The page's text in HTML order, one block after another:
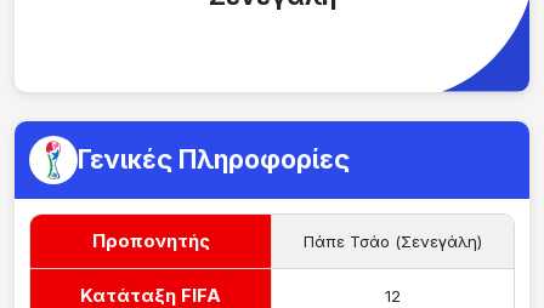
Γενικές Πληροφορίες
Προπονητής Πάπε Τσάο (Σενεγάλη)
Κατάταξη FIFA 12